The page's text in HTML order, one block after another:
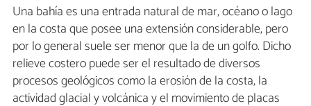
Una bahía es una entrada natural de mar, océano o lago
en la costa que posee una extensión considerable, pero
por lo general suele ser menor que la de un golfo. Dicho
relieve costero puede ser el resultado de diversos
procesos geológicos como la erosión de la costa, la
actividad glacial y volcánica y el movimiento de placas